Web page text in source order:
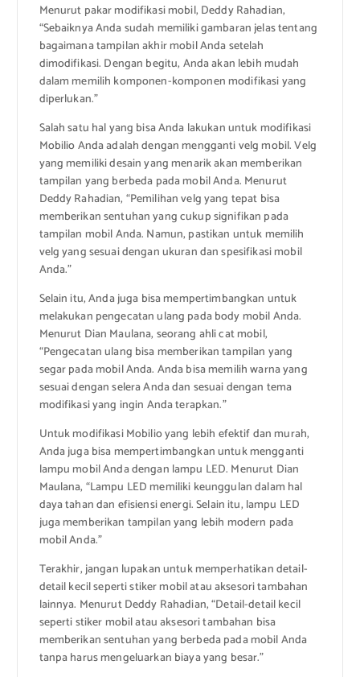
Menurut pakar modifikasi mobil, Deddy Rahadian,
“Sebaiknya Anda sudah memiliki gambaran jelas tentang
bagaimana tampilan akhir mobil Anda setelah
dimodifikasi. Dengan begitu, Anda akan lebih mudah
dalam memilih komponen-komponen modifikasi yang
diperlukan.”
Salah satu hal yang bisa Anda lakukan untuk modifikasi
Mobilio Anda adalah dengan mengganti velg mobil. Velg
yang memiliki desain yang menarik akan memberikan
tampilan yang berbeda pada mobil Anda. Menurut
Deddy Rahadian, “Pemilihan velg yang tepat bisa
memberikan sentuhan yang cukup signifikan pada
tampilan mobil Anda. Namun, pastikan untuk memilih
velg yang sesuai dengan ukuran dan spesifikasi mobil
Anda.”
Selain itu, Anda juga bisa mempertimbangkan untuk
melakukan pengecatan ulang pada body mobil Anda.
Menurut Dian Maulana, seorang ahli cat mobil,
“Pengecatan ulang bisa memberikan tampilan yang
segar pada mobil Anda. Anda bisa memilih warna yang
sesuai dengan selera Anda dan sesuai dengan tema
modifikasi yang ingin Anda terapkan.”
Untuk modifikasi Mobilio yang lebih efektif dan murah,
Anda juga bisa mempertimbangkan untuk mengganti
lampu mobil Anda dengan lampu LED. Menurut Dian
Maulana, “Lampu LED memiliki keunggulan dalam hal
daya tahan dan efisiensi energi. Selain itu, lampu LED
juga memberikan tampilan yang lebih modern pada
mobil Anda.”
Terakhir, jangan lupakan untuk memperhatikan detail-
detail kecil seperti stiker mobil atau aksesori tambahan
lainnya. Menurut Deddy Rahadian, “Detail-detail kecil
seperti stiker mobil atau aksesori tambahan bisa
memberikan sentuhan yang berbeda pada mobil Anda
tanpa harus mengeluarkan biaya yang besar.”